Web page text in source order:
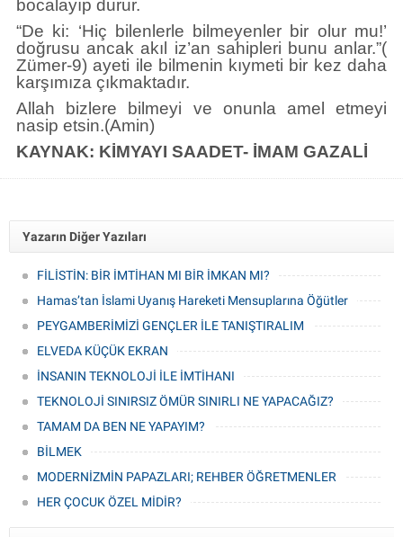
bocalayıp durur.
“De ki: ‘Hiç bilenlerle bilmeyenler bir olur mu!’
doğrusu ancak akıl iz’an sahipleri bunu anlar.”(
Zümer-9) ayeti ile bilmenin kıymeti bir kez daha
karşımıza çıkmaktadır.
Allah bizlere bilmeyi ve onunla amel etmeyi
nasip etsin.(Amin)
KAYNAK: KİMYAYI SAADET- İMAM GAZALİ
Yazarın Diğer Yazıları
FİLİSTİN: BİR İMTİHAN MI BİR İMKAN MI?
Hamas’tan İslami Uyanış Hareketi Mensuplarına Öğütler
PEYGAMBERİMİZİ GENÇLER İLE TANIŞTIRALIM
ELVEDA KÜÇÜK EKRAN
İNSANIN TEKNOLOJİ İLE İMTİHANI
TEKNOLOJİ SINIRSIZ ÖMÜR SINIRLI NE YAPACAĞIZ?
TAMAM DA BEN NE YAPAYIM?
BİLMEK
MODERNİZMİN PAPAZLARI; REHBER ÖĞRETMENLER
HER ÇOCUK ÖZEL MİDİR?